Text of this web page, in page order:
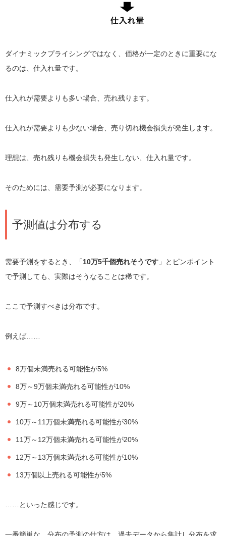
ダイナミックプライシングではなく、価格が一定のときに重要にな
るのは、仕入れ量です。
仕入れが需要よりも多い場合、売れ残ります。
仕入れが需要よりも少ない場合、売り切れ機会損失が発生します。
理想は、売れ残りも機会損失も発生しない、仕入れ量です。
そのためには、需要予測が必要になります。
予測値は分布する
需要予測をするとき、「10万5千個売れそうです 」とピンポイント
で予測しても、実際はそうなることは稀です。
ここで予測すべきは分布です。
例えば……
8万個未満売れる可能性が5%
8万～9万個未満売れる可能性が10%
9万～10万個未満売れる可能性が20%
10万～11万個未満売れる可能性が30%
11万～12万個未満売れる可能性が20%
12万～13万個未満売れる可能性が10%
13万個以上売れる可能性が5%
……といった感じです。